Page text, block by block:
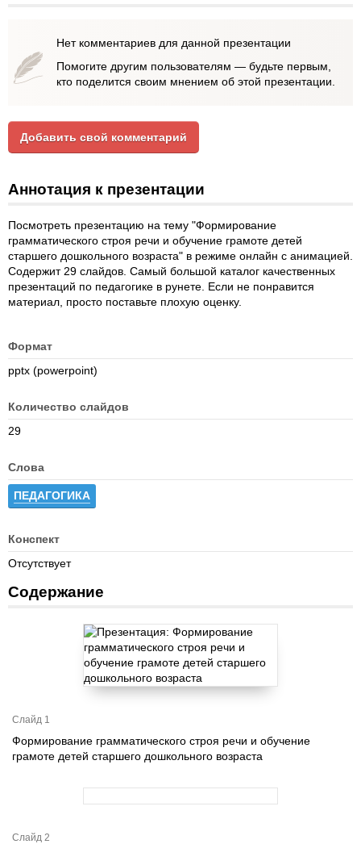
Нет комментариев для данной презентации
Помогите другим пользователям — будьте первым,
кто поделится своим мнением об этой презентации.
Добавить свой комментарий
Аннотация к презентации
Посмотреть презентацию на тему "Формирование
грамматического строя речи и обучение грамоте детей
старшего дошкольного возраста" в режиме онлайн с анимацией.
Содержит 29 слайдов. Самый большой каталог качественных
презентаций по педагогике в рунете. Если не понравится
материал, просто поставьте плохую оценку.
Формат
pptx (powerpoint)
Количество слайдов
29
Слова
ПЕДАГОГИКА
Конспект
Отсутствует
Содержание
Слайд 1
Формирование грамматического строя речи и обучение
грамоте детей старшего дошкольного возраста
Слайд 2